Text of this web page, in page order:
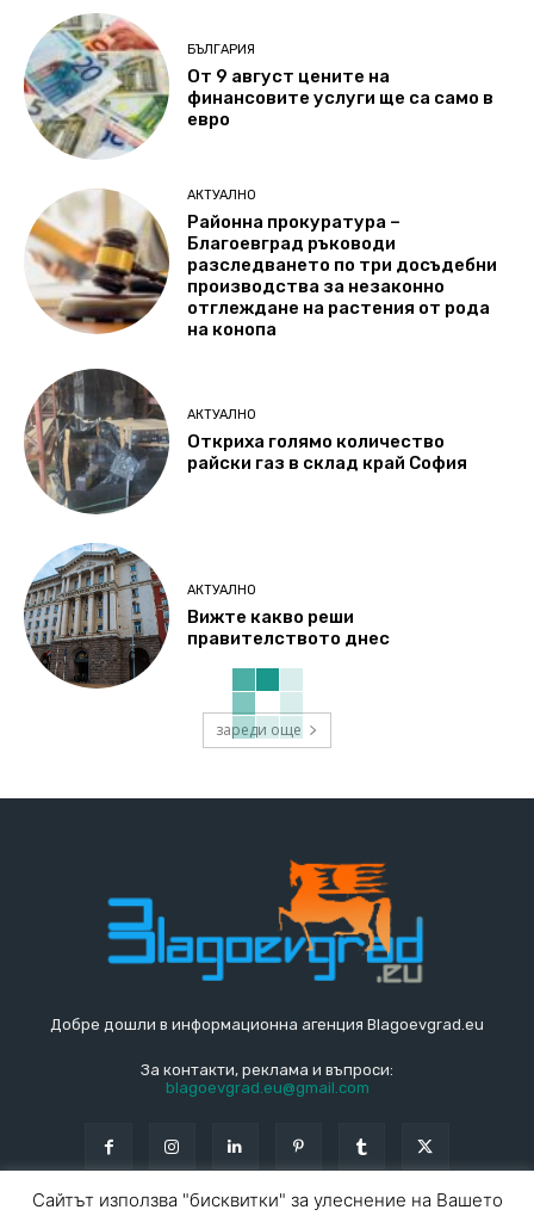
БЪЛГАРИЯ
От 9 август цените на
финансовите услуги ще са само в
евро
АКТУАЛНО
Районна прокуратура –
Благоевград ръководи
разследването по три досъдебни
производства за незаконно
отглеждане на растения от рода
на конопа
АКТУАЛНО
Откриха голямо количество
райски газ в склад край София
АКТУАЛНО
Вижте какво реши
правителството днес
зареди още
Добре дошли в информационна агенция Blagoevgrad.eu
За контакти, реклама и въпроси:
blagoevgrad.eu@gmail.com
Сайтът използва "бисквитки" за улеснение на Вашето